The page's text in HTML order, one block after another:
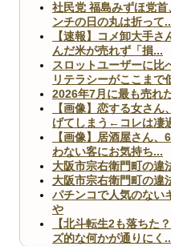
社民党 福島みずほ党
ンチの日の丸は折って
【速報】コメ卸大手
んだ米が売れず「損...
スロットユーザーに比
リテラシーがここまで
2026年7月に最も売れ
【画像】恋する女さ
げてしまう←コレは凄
【画像】居酒屋さん
わない客にお気持ち...
大阪市宗右衛門町の違
大阪市宗右衛門町の違
パチンコで人気のない
や
【北斗転生2も落ちた
ズ的な何かが通りにく